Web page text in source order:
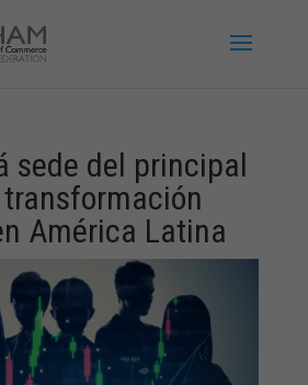
sede del principal
América Latina